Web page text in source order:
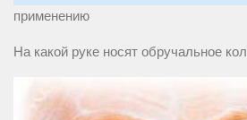
применению
На какой руке носят обручальное